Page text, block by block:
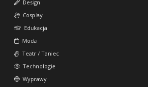
Design
Cosplay
Edukacja
Moda
Teatr / Taniec
Technologie
Wyprawy